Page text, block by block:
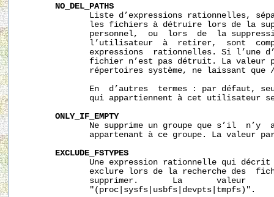
NO_DEL_PATHS
Liste d’expressions rationnelles,
les fichiers à détruire lors de la
personnel,  ou  lors  de  la
l’utilisateur  à  retirer,  sont
expressions  rationnelles. Si l’une
fichier n’est pas détruit. La valeur
répertoires système, ne laissant que
En  d’autres  termes : par défaut,
qui appartiennent à cet utilisateur
ONLY_IF_EMPTY
Ne supprime un groupe que s’il  n’y
appartenant à ce groupe. La valeur
EXCLUDE_FSTYPES
Une expression rationnelle qui
exclure lors de la recherche des
supprimer.       La       valeur
              "(proc|sysfs|usbfs|devpts|tmpfs)".